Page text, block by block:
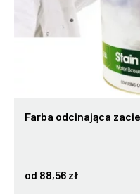
Farba odcinająca
od 88,56 zł